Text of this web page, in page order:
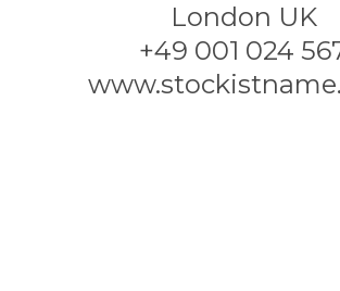
London UK
+49 001 024